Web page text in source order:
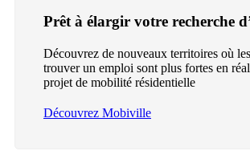
Prêt à élargir votre recherche
Découvrez de nouveaux territoires où
trouver un emploi sont plus fortes en
projet de mobilité résidentielle
Découvrez Mobiville